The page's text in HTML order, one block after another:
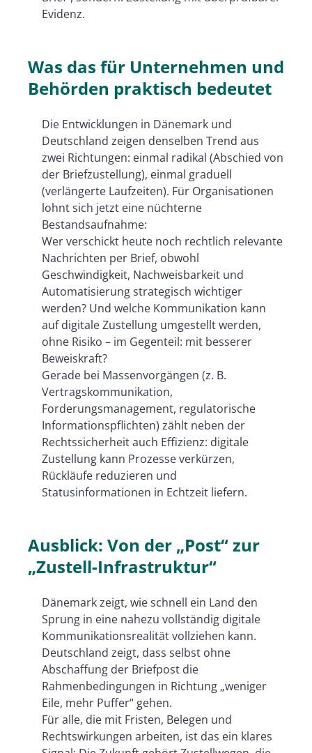
Evidenz.
Was das für Unternehmen und
Behörden praktisch bedeutet
Die Entwicklungen in Dänemark und
Deutschland zeigen denselben Trend aus
zwei Richtungen: einmal radikal (Abschied von
der Briefzustellung), einmal graduell
(verlängerte Laufzeiten). Für Organisationen
lohnt sich jetzt eine nüchterne
Bestandsaufnahme:
Wer verschickt heute noch rechtlich relevante
Nachrichten per Brief, obwohl
Geschwindigkeit, Nachweisbarkeit und
Automatisierung strategisch wichtiger
werden? Und welche Kommunikation kann
auf digitale Zustellung umgestellt werden,
ohne Risiko – im Gegenteil: mit besserer
Beweiskraft?
Gerade bei Massenvorgängen (z. B.
Vertragskommunikation,
Forderungsmanagement, regulatorische
Informationspflichten) zählt neben der
Rechtssicherheit auch Effizienz: digitale
Zustellung kann Prozesse verkürzen,
Rückläufe reduzieren und
Statusinformationen in Echtzeit liefern.
Ausblick: Von der „Post“ zur
„Zustell-Infrastruktur“
Dänemark zeigt, wie schnell ein Land den
Sprung in eine nahezu vollständig digitale
Kommunikationsrealität vollziehen kann.
Deutschland zeigt, dass selbst ohne
Abschaffung der Briefpost die
Rahmenbedingungen in Richtung „weniger
Eile, mehr Puffer“ gehen.
Für alle, die mit Fristen, Belegen und
Rechtswirkungen arbeiten, ist das ein klares